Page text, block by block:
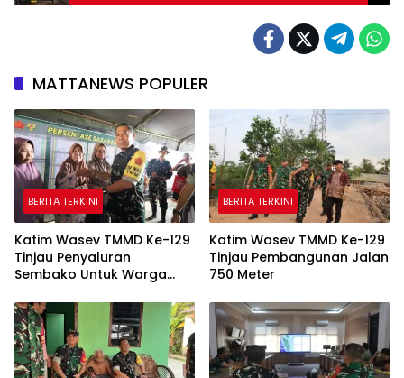
MATTANEWS POPULER
BERITA TERKINI
Katim Wasev TMMD Ke-129
Tinjau Penyaluran
Sembako Untuk Warga
BERITA TERKINI
Katim Wasev TMMD Ke-129
Tinjau Pembangunan Jalan
750 Meter